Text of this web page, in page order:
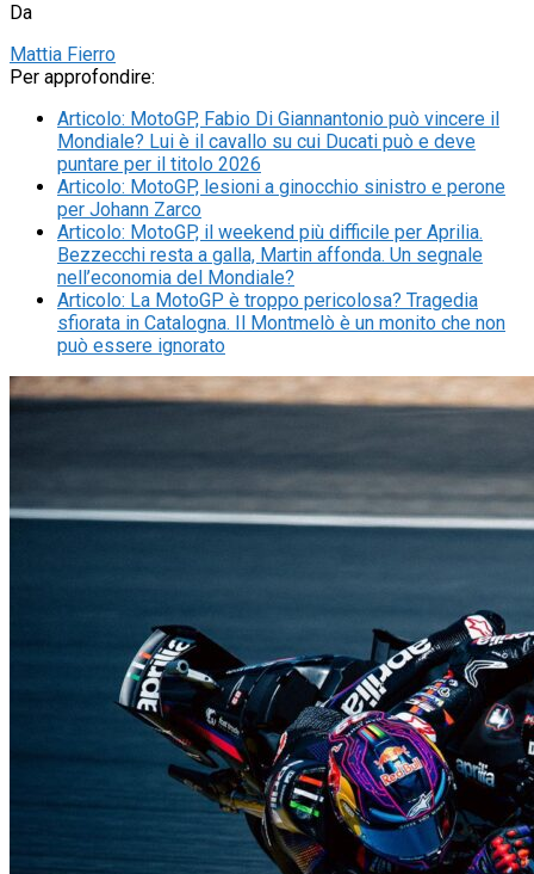
Da
Mattia Fierro
Per approfondire:
Articolo: MotoGP, Fabio Di Giannantonio può vincere il
Mondiale? Lui è il cavallo su cui Ducati può e deve
puntare per il titolo 2026
Articolo: MotoGP, lesioni a ginocchio sinistro e perone
per Johann Zarco
Articolo: MotoGP, il weekend più difficile per Aprilia.
Bezzecchi resta a galla, Martin affonda. Un segnale
nell’economia del Mondiale?
Articolo: La MotoGP è troppo pericolosa? Tragedia
sfiorata in Catalogna. Il Montmelò è un monito che non
può essere ignorato